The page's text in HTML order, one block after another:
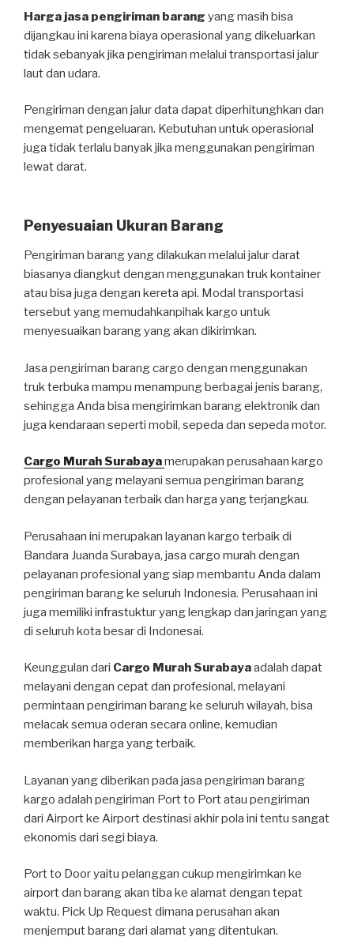
Harga jasa pengiriman barang yang masih bisa
dijangkau ini karena biaya operasional yang dikeluarkan
tidak sebanyak jika pengiriman melalui transportasi jalur
laut dan udara.
Pengiriman dengan jalur data dapat diperhitunghkan dan
mengemat pengeluaran. Kebutuhan untuk operasional
juga tidak terlalu banyak jika menggunakan pengiriman
lewat darat.
Penyesuaian Ukuran Barang
Pengiriman barang yang dilakukan melalui jalur darat
biasanya diangkut dengan menggunakan truk kontainer
atau bisa juga dengan kereta api. Modal transportasi
tersebut yang memudahkanpihak kargo untuk
menyesuaikan barang yang akan dikirimkan.
Jasa pengiriman barang cargo dengan menggunakan
truk terbuka mampu menampung berbagai jenis barang,
sehingga Anda bisa mengirimkan barang elektronik dan
juga kendaraan seperti mobil, sepeda dan sepeda motor.
Cargo Murah Surabayamerupakan perusahaan kargo
profesional yang melayani semua pengiriman barang
dengan pelayanan terbaik dan harga yang terjangkau.
Perusahaan ini merupakan layanan kargo terbaik di
Bandara Juanda Surabaya, jasa cargo murah dengan
pelayanan profesional yang siap membantu Anda dalam
pengiriman barang ke seluruh Indonesia. Perusahaan ini
juga memiliki infrastuktur yang lengkap dan jaringan yang
di seluruh kota besar di Indonesai.
Keunggulan dari Cargo Murah Surabayaadalah dapat
melayani dengan cepat dan profesional, melayani
permintaan pengiriman barang ke seluruh wilayah, bisa
melacak semua oderan secara online, kemudian
memberikan harga yang terbaik.
Layanan yang diberikan pada jasa pengiriman barang
kargo adalah pengiriman Port to Port atau pengiriman
dari Airport ke Airport destinasi akhir pola ini tentu sangat
ekonomis dari segi biaya.
Port to Door yaitu pelanggan cukup mengirimkan ke
airport dan barang akan tiba ke alamat dengan tepat
waktu. Pick Up Request dimana perusahan akan
menjemput barang dari alamat yang ditentukan.